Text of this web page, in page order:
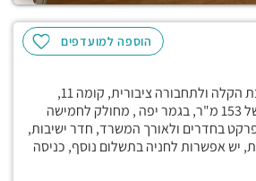
הוספה למועדפים
בבית הקרן, קרוב לרכבת הקלה ולתחבורה ציבורית, קומה 11,
משרד משופץ, משרד של 153 מ"ר, בגמר יפה , מחולק לחמישה
בחדרים ולאורך המשרד, חדר ישיבות,
יש אפשרות לחניה בתשלום נוסף, כניסה